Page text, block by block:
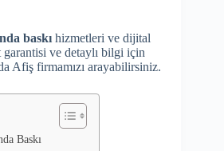
baskı hizmetleri ve dijital
garantisi ve detaylı bilgi için
Afiş firmamızı arayabilirsiniz.
Baskı